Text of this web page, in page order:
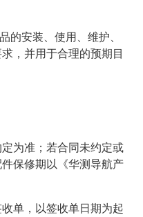
的安装、使用、维护、
，并用于合理的预期目
为准；若合同未约定或
保修期以《华测导航产
单，以签收单日期为起